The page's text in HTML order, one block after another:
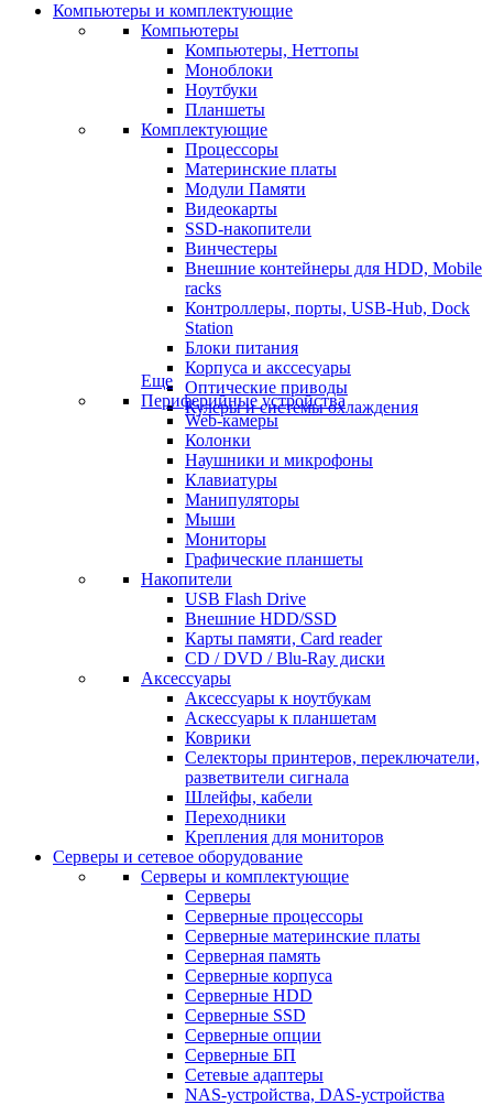
Компьютеры и комплектующие
Компьютеры
Компьютеры, Неттопы
Моноблоки
Ноутбуки
Планшеты
Комплектующие
Процессоры
Материнские платы
Модули Памяти
Видеокарты
SSD-накопители
Винчестеры
Внешние контейнеры для HDD, Mobile
racks
Контроллеры, порты, USB-Hub, Dock
Station
Блоки питания
Корпуса и акссесуары
Оптические приводы
Кулеры и системы охлаждения
Еще
Периферийные устройства
Web-камеры
Колонки
Наушники и микрофоны
Клавиатуры
Манипуляторы
Мыши
Мониторы
Графические планшеты
Накопители
USB Flash Drive
Внешние HDD/SSD
Карты памяти, Card reader
CD / DVD / Blu-Ray диски
Аксессуары
Аксессуары к ноутбукам
Аскессуары к планшетам
Коврики
Селекторы принтеров, переключатели,
разветвители сигнала
Шлейфы, кабели
Переходники
Крепления для мониторов
Серверы и сетевое оборудование
Серверы и комплектующие
Серверы
Серверные процессоры
Серверные материнские платы
Серверная память
Серверные корпуса
Серверные HDD
Серверные SSD
Серверные опции
Серверные БП
Сетевые адаптеры
NAS-устройства, DAS-устройства